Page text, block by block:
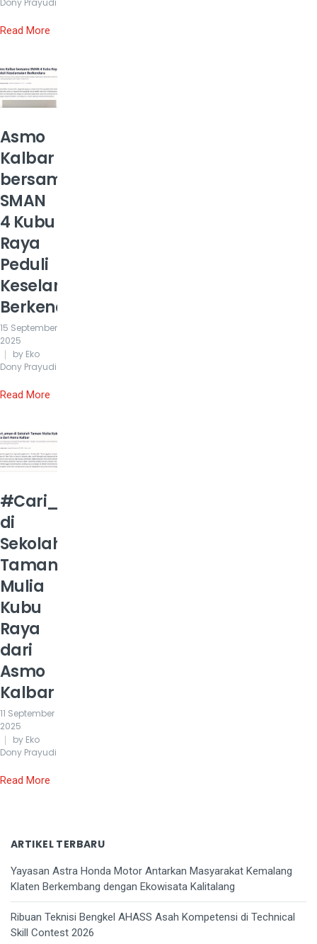
Read More
Asmo
Kalbar
bersama
SMAN
4 Kubu
Raya
Peduli
Keselamatan
Berkendara
15 September
2025
by Eko
Dony Prayudi
Read More
#Cari_aman
di
Sekolah
Taman
Mulia
Kubu
Raya
dari
Asmo
Kalbar
11 September
2025
by Eko
Dony Prayudi
Read More
ARTIKEL TERBARU
Yayasan Astra Honda Motor Antarkan Masyarakat Kemalang
Klaten Berkembang dengan Ekowisata Kalitalang
Ribuan Teknisi Bengkel AHASS Asah Kompetensi di Technical
Skill Contest 2026